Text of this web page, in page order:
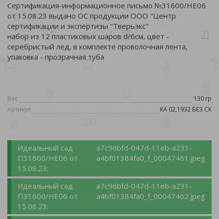
Сертификация-информационное письмо №31600/НЕ06
от 15.08.23 выдано ОС продукции ООО "Центр
сертификации и экспертизы "Тверьэкс"
набор из 12 пластиковых шаров d/6см, цвет -
серебристый лед, в комплекте проволочная лента,
упаковка - прозрачная туба
Вес
130 гр
Артикул
КА 02,1932 БЕЗ СК
Идеальный сад
П31600/НЕ06 от
15.08.23:
a7c96bfd-047d-11eb-a231-
a4bf01384fa0_f_00047461.jpeg
Идеальный сад
П31600/НЕ06 от
15.08.23:
a7c96bfd-047d-11eb-a231-
a4bf01384fa0_f_00047462.jpeg